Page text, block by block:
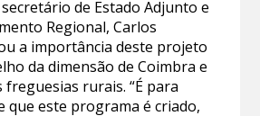
de Estado Adjunto e
Regional, Carlos
a importância deste projeto
da dimensão de Coimbra e
freguesias rurais. “É para
que este programa é criado,